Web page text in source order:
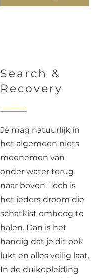
Search &
Recovery
Je mag natuurlijk in
het algemeen niets
meenemen van
onder water terug
naar boven. Toch is
het ieders droom die
schatkist omhoog te
halen. Dan is het
handig dat je dit ook
lukt en alles veilig laat.
In de duikopleiding